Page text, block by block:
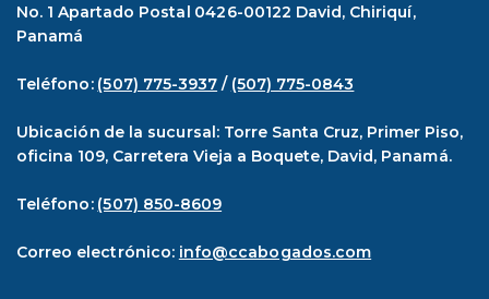
No. 1 Apartado Postal 0426-00122 David, Chiriquí,
Panamá
Teléfono: (507) 775-3937 / (507) 775-0843
Ubicación de la sucursal: Torre Santa Cruz, Primer Piso,
oficina 109, Carretera Vieja a Boquete, David, Panamá.
Teléfono: (507) 850-8609
Correo electrónico: info@ccabogados.com